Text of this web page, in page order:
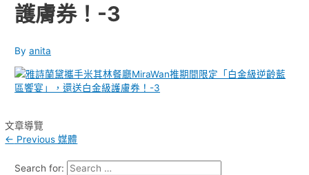
護膚券！-3
Byanita
文章導覽
← Previous 媒體
Search for: